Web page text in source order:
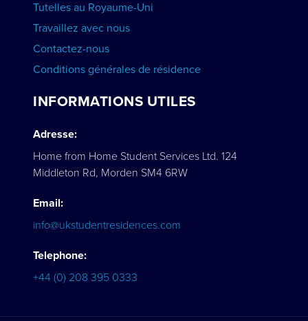
Tutelles au Royaume-Uni
Travaillez avec nous
Contactez-nous
Conditions générales de résidence
INFORMATIONS UTILES
Adresse:
Home from Home Student Services Ltd. 124
Middleton Rd, Morden SM4 6RW
Email:
info@ukstudentresidences.com
Telephone:
+44 (0) 208 395 0333